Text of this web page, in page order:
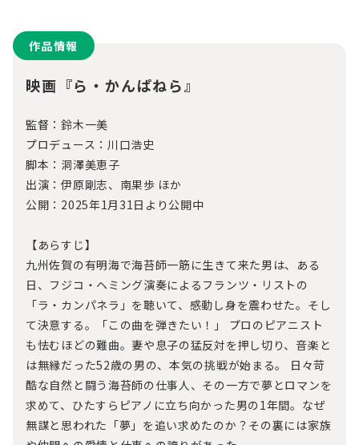
作品情報
映画『ら・かんぱねら』
監督：鈴木一美
プロデュース：川口浩史
脚本：洞澤美恵子
出演：伊原剛志、南果歩 ほか
公開：2025年1月31日より公開中
【あらすじ】
九州佐賀の有明海で海苔師一筋に生きて来た男は、ある
日、フジコ・ヘミング演奏によるフランツ・リストの
「ラ・カンパネラ」を聴いて、感動し身を震わせた。そし
て決意する。「この曲を弾きたい！」 プロのピアニスト
も怯むほどの難曲。妻や息子の猛反対を押し切り、音楽と
は無縁だった52歳の男の、本気の挑戦が始まる。 日々苛
酷な自然と闘う海苔師の仕事人、その一方で夢とロマンを
求めて、ひたすらピアノに立ち向かった男の1年間。なぜ
無謀と思われた「夢」を追い求めたのか？その裏には家族